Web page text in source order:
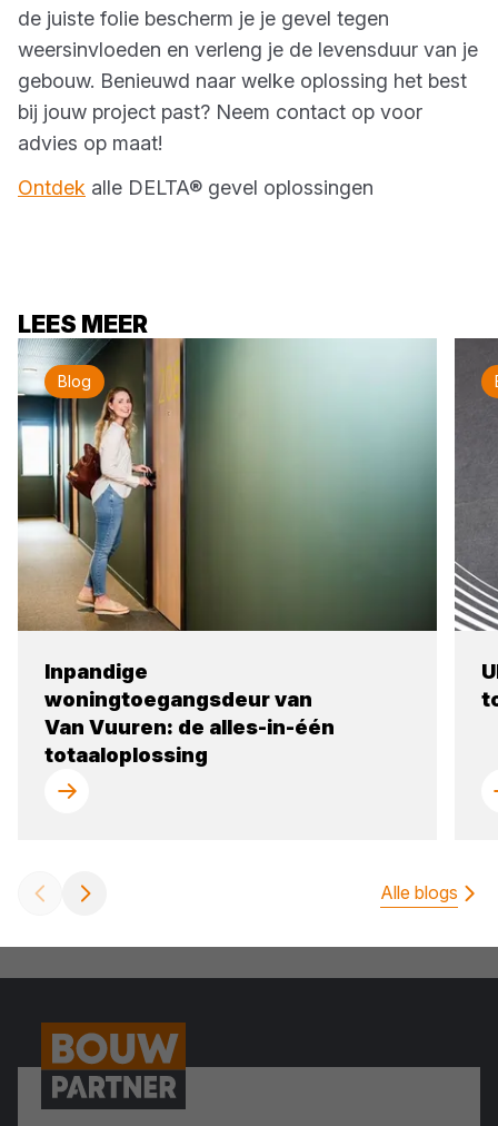
de juiste folie bescherm je je gevel tegen
weersinvloeden en verleng je de levensduur van je
gebouw. Benieuwd naar welke oplossing het best
bij jouw project past? Neem contact op voor
advies op maat!
Ontdek alle DELTA® gevel oplossingen
LEES MEER
Blog
Inpandige
woningtoegangsdeur van
Van Vuuren: de alles-in-één
totaaloplossing
Alle blogs